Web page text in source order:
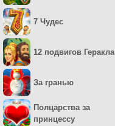
7 Чудес
12 подвигов Геракла
За гранью
Полцарства за
принцессу